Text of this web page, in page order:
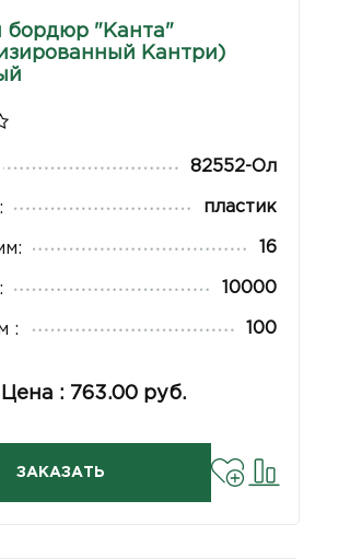
бордюр "Канта"
Кантри)
82552-Ол
пластик
16
10000
: 100
Цена : 763.00 руб.
ЗАКАЗАТЬ